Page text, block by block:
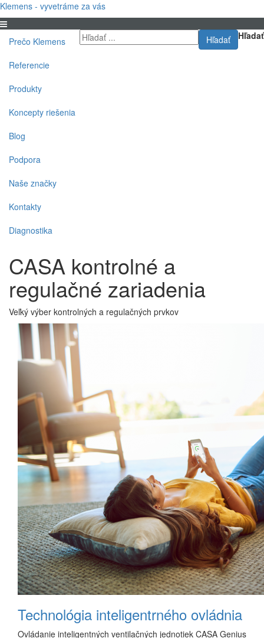
Klemens - vyvetráme za vás
Hľadať
Hľadať
Prečo Klemens
Referencie
Produkty
Koncepty riešenia
Blog
Podpora
Naše značky
Kontakty
Diagnostika
CASA kontrolné a
regulačné zariadenia
Veľký výber kontrolných a regulačných prvkov
Technológia inteligentrného ovládnia
Ovládanie inteligentných ventilačných jednotiek CASA Genius